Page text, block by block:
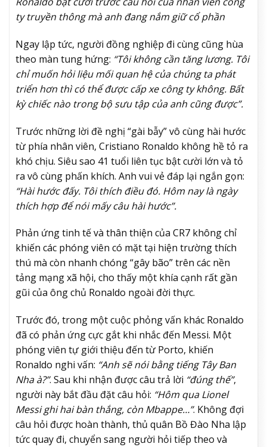
ty truyền thông mà anh đang nắm giữ cổ phần
Ngay lập tức, người đồng nghiệp đi cùng cũng hùa
theo màn tung hứng: “Tôi không cần tăng lương. Tôi
chỉ muốn hỏi liệu mối quan hệ của chúng ta phát
triển hơn thì có thể được cấp xe công ty không. Bất
kỳ chiếc nào trong bộ sưu tập của anh cũng được”.
Trước những lời đề nghị “gài bẫy” vô cùng hài hước
từ phía nhân viên, Cristiano Ronaldo không hề tỏ ra
khó chịu. Siêu sao 41 tuổi liên tục bật cười lớn và tỏ
ra vô cùng phấn khích. Anh vui vẻ đáp lại ngắn gọn:
“Hài hước đấy. Tôi thích điều đó. Hôm nay là ngày
thích hợp để nói mấy câu hài hước”.
Phản ứng tinh tế và thân thiện của CR7 không chỉ
khiến các phóng viên có mặt tại hiện trường thích
thú mà còn nhanh chóng “gây bão” trên các nền
tảng mạng xã hội, cho thấy một khía cạnh rất gần
gũi của ông chủ Ronaldo ngoài đời thực.
Trước đó, trong một cuộc phỏng vấn khác Ronaldo
đã có phản ứng cực gắt khi nhắc đến Messi. Một
phóng viên tự giới thiệu đến từ Porto, khiến
Ronaldo nghi vấn: “Anh sẽ nói bằng tiếng Tây Ban
Nha à?”. Sau khi nhận được câu trả lời “đúng thế”,
người này bắt đầu đặt câu hỏi: “Hôm qua Lionel
Messi ghi hai bàn thắng, còn Mbappe…”. Không đợi
câu hỏi được hoàn thành, thủ quân Bồ Đào Nha lập
tức quay đi, chuyển sang người hỏi tiếp theo và